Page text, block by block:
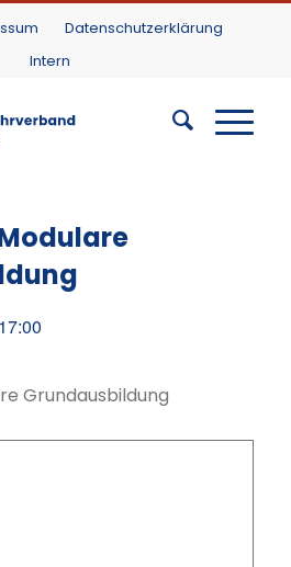
Datenschutzerklärung
Intern
17:00
Grundausbildung